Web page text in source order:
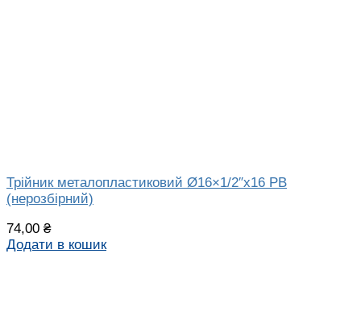
Трійник металопластиковий Ø16×1/2″x16 РВ
(нерозбірний)
74,00 ₴
Додати в кошик